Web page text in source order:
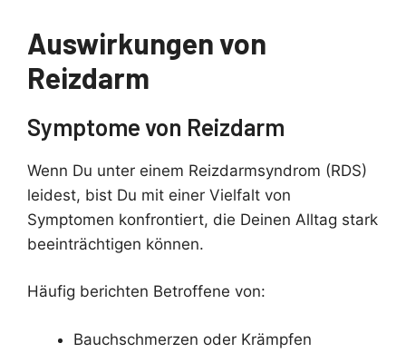
Auswirkungen von
Reizdarm
Symptome von Reizdarm
Wenn Du unter einem Reizdarmsyndrom (RDS)
leidest, bist Du mit einer Vielfalt von
Symptomen konfrontiert, die Deinen Alltag stark
beeinträchtigen können.
Häufig berichten Betroffene von:
Bauchschmerzen oder Krämpfen